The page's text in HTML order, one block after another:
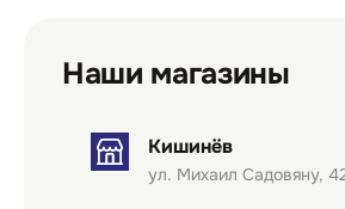
Размер: 2XL (56) — для
Современный эргономичный
Наши магазины
Кишинёв
ул. Михаил Садовяну,